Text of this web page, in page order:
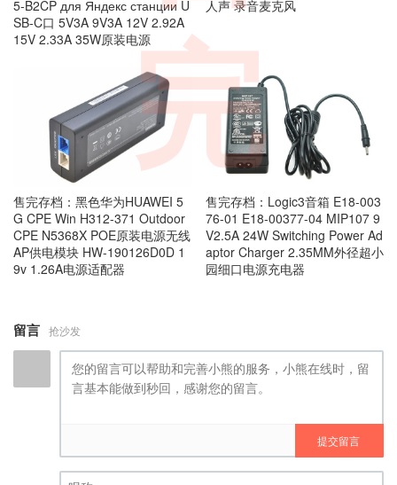
5-B2CP для Яндекс станции U
SB-C口 5V3A 9V3A 12V 2.92A
15V 2.33A 35W原装电源
人声 录音麦克风
售完存档：黑色华为HUAWEI 5
G CPE Win H312-371 Outdoor
CPE N5368X POE原装电源无线
AP供电模块 HW-190126D0D 1
9v 1.26A电源适配器
售完存档：Logic3音箱 E18-003
76-01 E18-00377-04 MIP107 9
V2.5A 24W Switching Power Ad
aptor Charger 2.35MM外径超小
园细口电源充电器
留言 抢沙发
提交留言
完